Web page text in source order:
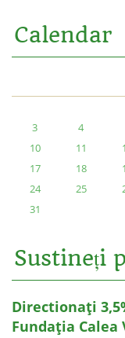
Calendar
3
4
10
11
17
18
24
25
31
Sustineți
Directionați
Fundația Calea